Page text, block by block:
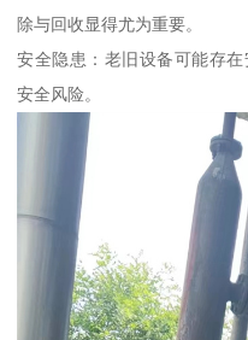
除与回收显得尤为重要。
安全隐患：老旧设备可能存
安全风险。